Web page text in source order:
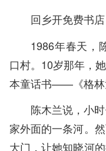
回乡开免费书店
1986年春天，
口村。10岁那年，
本童话书——《格林
陈木兰说，小
家外面的一条河。
大门，让她知晓河